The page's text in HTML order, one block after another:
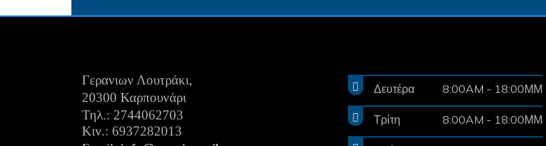
Γερανιων Λουτράκι,
20300 Καρπουνάρι
Τηλ.: 2744062703
Κιν.: 6937282013
Δευτέρα 8:00AM - 18:00ΜΜ
Τρίτη 8:00AM - 18:00ΜΜ